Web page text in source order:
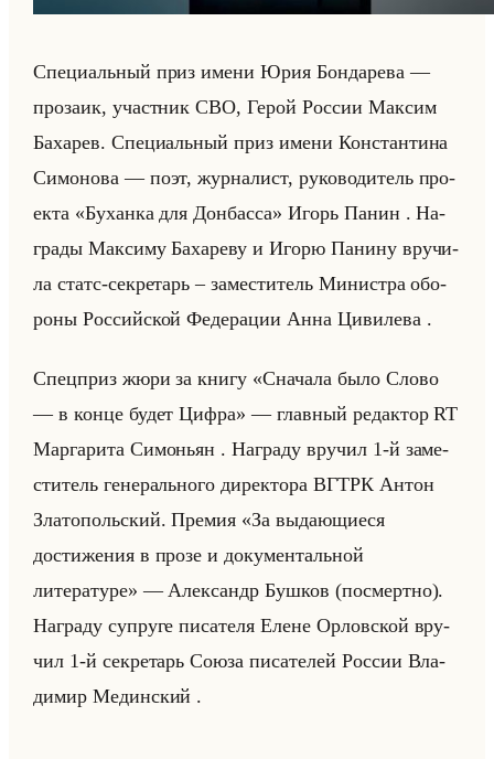
Спе­ци­альный приз имени Юрия Бон­да­ре­ва —
про­за­ик, участ­ник СВО, Герой Рос­сии Мак­сим
Ба­ха­рев. Спе­ци­альный приз имени Кон­стан­ти­на
Си­мо­но­ва — поэт, жур­на­лист, ру­ко­во­ди­тель про­
ек­та «Буханка для Донбасса» Игорь Панин . На­
гра­ды Мак­си­му Ба­ха­ре­ву и Игорю Па­ни­ну вру­чи­
ла статс-сек­ре­тарь – за­ме­сти­тель Ми­ни­стра обо­
ро­ны Рос­сийской Фе­де­ра­ции Анна Ци­ви­ле­ва .
Спец­приз жюри за книгу «Сначала было Слово
— в конце будет Цифра» — глав­ный ре­дак­тор RT
Мар­га­ри­та Си­мо­ньян . На­гра­ду вру­чил 1-й за­ме­
сти­тель ге­не­рально­го ди­рек­то­ра ВГТРК Антон
Зла­то­польский. Пре­мия «За выдающиеся
достижения в прозе и документальной
литературе» — Алек­сандр Буш­ков (по­смерт­но).
На­гра­ду су­пру­ге пи­са­те­ля Елене Ор­лов­ской вру­
чил 1-й сек­ре­тарь Союза пи­са­те­лей Рос­сии Вла­
ди­мир Медин­ский .